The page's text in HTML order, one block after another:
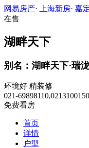
网易房产· 上海新房· 嘉
在售
湖畔天下
别名：湖畔天下·瑞
环境好 精装修
021-
免费看房
首页
详情
户型